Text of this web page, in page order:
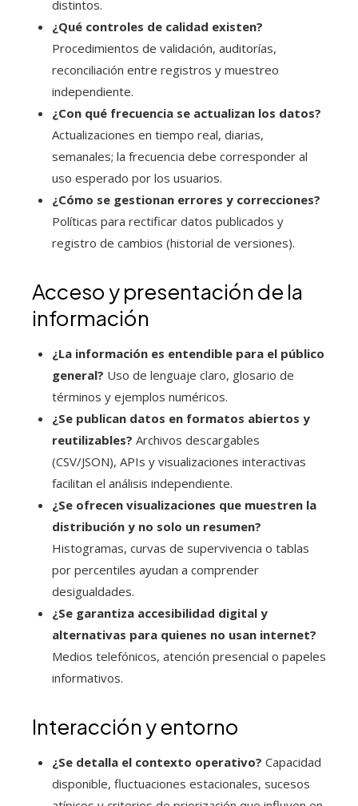
distintos.
¿Qué controles de calidad existen?
Procedimientos de validación, auditorías,
reconciliación entre registros y muestreo
independiente.
¿Con qué frecuencia se actualizan los datos?
Actualizaciones en tiempo real, diarias,
semanales; la frecuencia debe corresponder al
uso esperado por los usuarios.
¿Cómo se gestionan errores y correcciones?
Políticas para rectificar datos publicados y
registro de cambios (historial de versiones).
Acceso y presentación de la
información
¿La información es entendible para el público
general? Uso de lenguaje claro, glosario de
términos y ejemplos numéricos.
¿Se publican datos en formatos abiertos y
reutilizables? Archivos descargables
(CSV/JSON), APIs y visualizaciones interactivas
facilitan el análisis independiente.
¿Se ofrecen visualizaciones que muestren la
distribución y no solo un resumen?
Histogramas, curvas de supervivencia o tablas
por percentiles ayudan a comprender
desigualdades.
¿Se garantiza accesibilidad digital y
alternativas para quienes no usan internet?
Medios telefónicos, atención presencial o papeles
informativos.
Interacción y entorno
¿Se detalla el contexto operativo? Capacidad
disponible, fluctuaciones estacionales, sucesos